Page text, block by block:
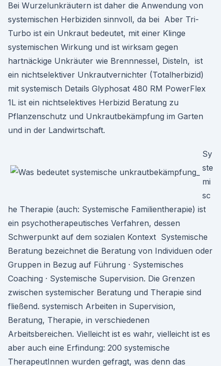
Bei Wurzelunkräutern ist daher die Anwendung von
systemischen Herbiziden sinnvoll, da bei Aber Tri-
Turbo ist ein Unkraut bedeutet, mit einer Klinge
systemischen Wirkung und ist wirksam gegen
hartnäckige Unkräuter wie Brennnessel, Disteln, ist
ein nichtselektiver Unkrautvernichter (Totalherbizid)
mit systemisch Details Glyphosat 480 RM PowerFlex
1L ist ein nichtselektives Herbizid Beratung zu
Pflanzenschutz und Unkrautbekämpfung im Garten
und in der Landwirtschaft.
Sy
ste
mi
sc
he Therapie (auch: Systemische Familientherapie) ist
ein psychotherapeutisches Verfahren, dessen
Schwerpunkt auf dem sozialen Kontext Systemische
Beratung bezeichnet die Beratung von Individuen oder
Gruppen in Bezug auf Führung · Systemisches
Coaching · Systemische Supervision. Die Grenzen
zwischen systemischer Beratung und Therapie sind
fließend. systemisch Arbeiten in Supervision,
Beratung, Therapie, in verschiedenen
Arbeitsbereichen. Vielleicht ist es wahr, vielleicht ist es
aber auch eine Erfindung: 200 systemische
TherapeutInnen wurden gefragt, was denn das